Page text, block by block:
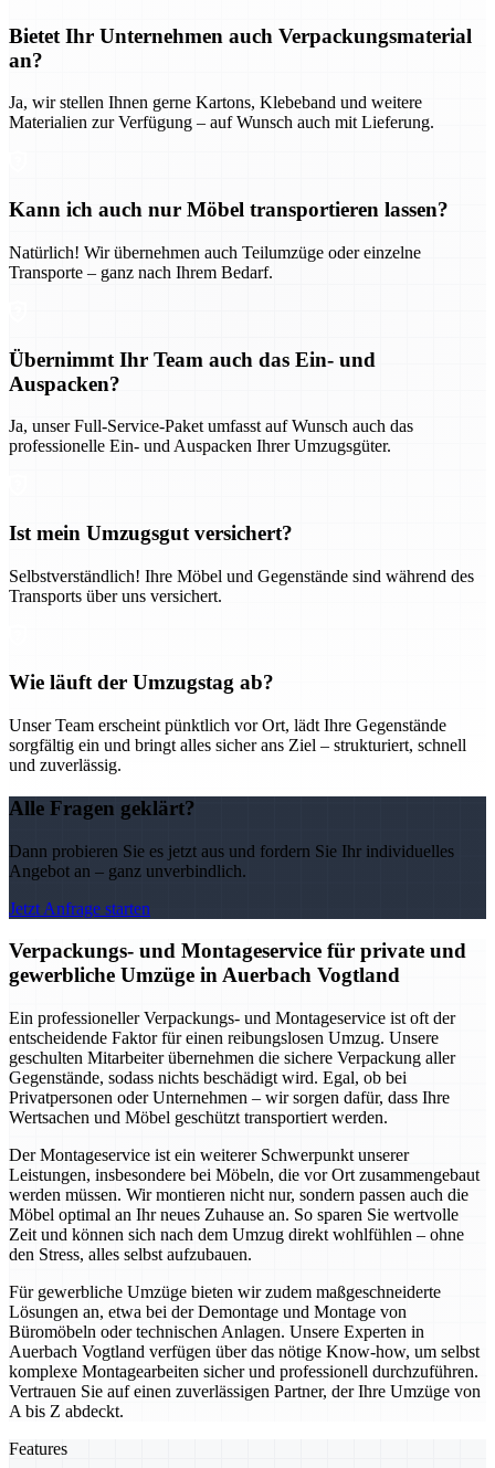
Bietet Ihr Unternehmen auch Verpackungsmaterial
an?
Ja, wir stellen Ihnen gerne Kartons, Klebeband und weitere
Materialien zur Verfügung – auf Wunsch auch mit Lieferung.
Kann ich auch nur Möbel transportieren lassen?
Natürlich! Wir übernehmen auch Teilumzüge oder einzelne
Transporte – ganz nach Ihrem Bedarf.
Übernimmt Ihr Team auch das Ein- und
Auspacken?
Ja, unser Full-Service-Paket umfasst auf Wunsch auch das
professionelle Ein- und Auspacken Ihrer Umzugsgüter.
Ist mein Umzugsgut versichert?
Selbstverständlich! Ihre Möbel und Gegenstände sind während des
Transports über uns versichert.
Wie läuft der Umzugstag ab?
Unser Team erscheint pünktlich vor Ort, lädt Ihre Gegenstände
sorgfältig ein und bringt alles sicher ans Ziel – strukturiert, schnell
und zuverlässig.
Alle Fragen geklärt?
Dann probieren Sie es jetzt aus und fordern Sie Ihr individuelles
Angebot an – ganz unverbindlich.
Jetzt Anfrage starten
Verpackungs- und Montageservice für private und
gewerbliche Umzüge in Auerbach Vogtland
Ein professioneller Verpackungs- und Montageservice ist oft der
entscheidende Faktor für einen reibungslosen Umzug. Unsere
geschulten Mitarbeiter übernehmen die sichere Verpackung aller
Gegenstände, sodass nichts beschädigt wird. Egal, ob bei
Privatpersonen oder Unternehmen – wir sorgen dafür, dass Ihre
Wertsachen und Möbel geschützt transportiert werden.
Der Montageservice ist ein weiterer Schwerpunkt unserer
Leistungen, insbesondere bei Möbeln, die vor Ort zusammengebaut
werden müssen. Wir montieren nicht nur, sondern passen auch die
Möbel optimal an Ihr neues Zuhause an. So sparen Sie wertvolle
Zeit und können sich nach dem Umzug direkt wohlfühlen – ohne
den Stress, alles selbst aufzubauen.
Für gewerbliche Umzüge bieten wir zudem maßgeschneiderte
Lösungen an, etwa bei der Demontage und Montage von
Büromöbeln oder technischen Anlagen. Unsere Experten in
Auerbach Vogtland verfügen über das nötige Know-how, um selbst
komplexe Montagearbeiten sicher und professionell durchzuführen.
Vertrauen Sie auf einen zuverlässigen Partner, der Ihre Umzüge von
A bis Z abdeckt.
Features